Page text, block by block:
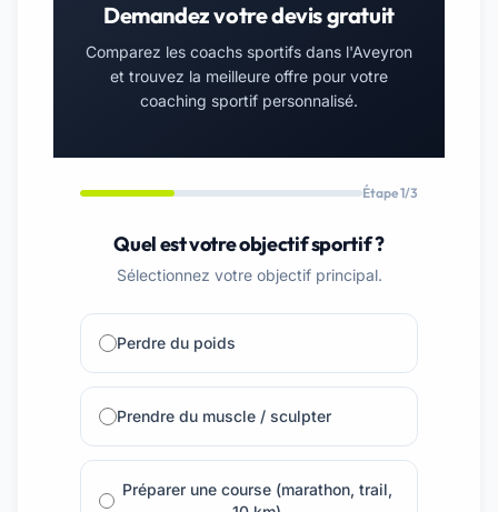
Demandez votre devis gratuit
Comparez les coachs sportifs dans l'Aveyron
et trouvez la meilleure offre pour votre
coaching sportif personnalisé.
Étape 1/3
Quel est votre objectif sportif ?
Sélectionnez votre objectif principal.
Perdre du poids
Prendre du muscle / sculpter
Préparer une course (marathon, trail,